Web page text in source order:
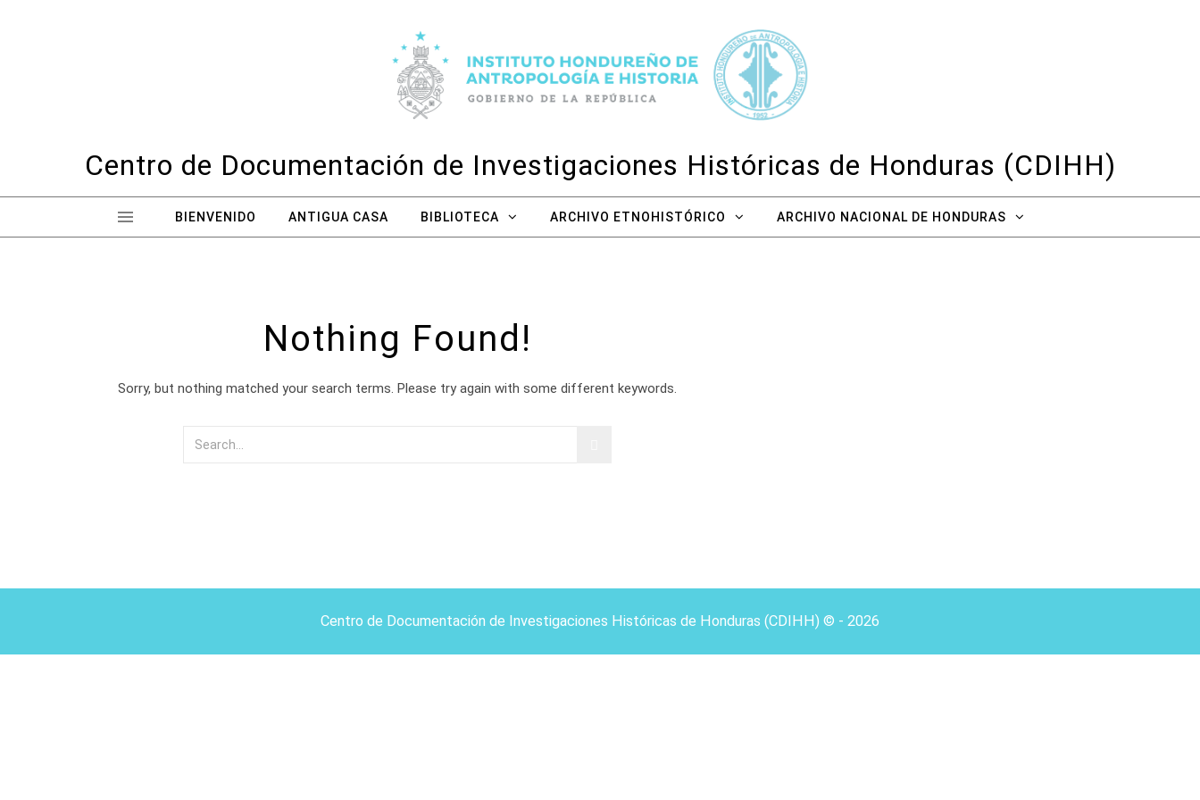
Centro de Documentación de Investigaciones Históricas de Honduras (CDIHH)
BIENVENIDO ANTIGUA CASA BIBLIOTECA ARCHIVO ETNOHISTÓRICO ARCHIVO NACIONAL DE HONDURAS
Nothing Found!
Sorry, but nothing matched your search terms. Please try again with some different keywords.
Centro de Documentación de Investigaciones Históricas de Honduras (CDIHH) © - 2026